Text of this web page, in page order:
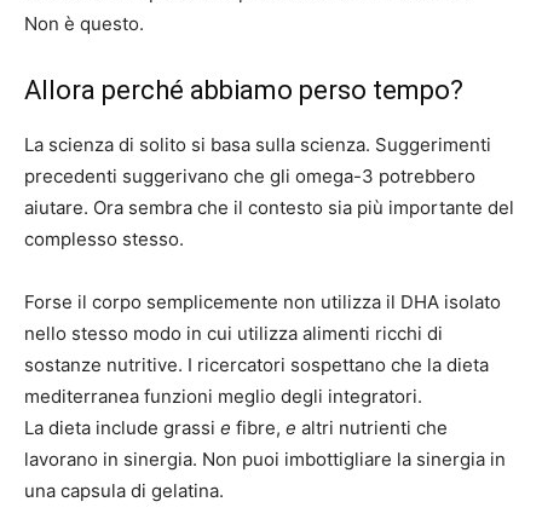
Non è questo.
Allora perché abbiamo perso tempo?
La scienza di solito si basa sulla scienza. Suggerimenti
precedenti suggerivano che gli omega-3 potrebbero
aiutare. Ora sembra che il contesto sia più importante del
complesso stesso.
Forse il corpo semplicemente non utilizza il DHA isolato
nello stesso modo in cui utilizza alimenti ricchi di
sostanze nutritive. I ricercatori sospettano che la dieta
mediterranea funzioni meglio degli integratori.
La dieta include grassi e fibre, e altri nutrienti che
lavorano in sinergia. Non puoi imbottigliare la sinergia in
una capsula di gelatina.